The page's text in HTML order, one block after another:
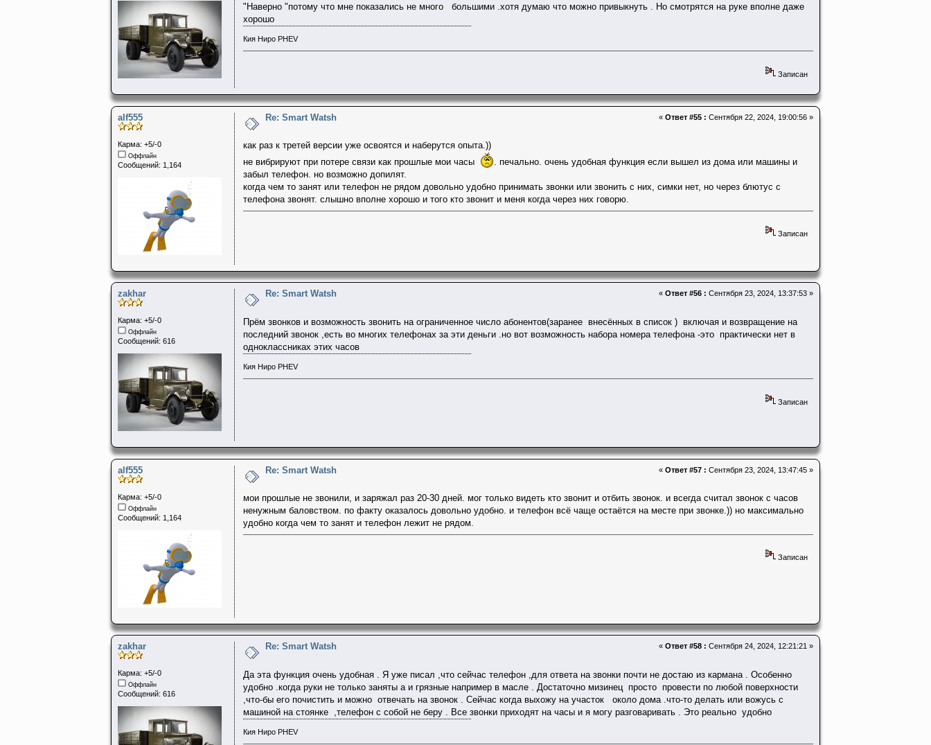
"Наверно "потому что мне показались не много большими .хотя думаю что можно привыкнуть . Но смотрятся на руке вполне даже
хорошо
Кия Ниро PHEV
Записан
alf555
Карма: +5/-0
Оффлайн
Сообщений: 1,164
Re: Smart Watsh « Ответ #55 : Сентября 22, 2024, 19:00:56 »
как раз к третей версии уже освоятся и наберутся опыта.))
не вибрируют при потере связи как прошлые мои часы
. печально. очень удобная функция если вышел из дома или машины и
забыл телефон. но возможно допилят.
когда чем то занят или телефон не рядом довольно удобно принимать звонки или звонить с них, симки нет, но через блютус с
телефона звонят. слышно вполне хорошо и того кто звонит и меня когда через них говорю.
Записан
zakhar
Карма: +5/-0
Оффлайн
Сообщений: 616
Re: Smart Watsh « Ответ #56 : Сентября 23, 2024, 13:37:53 »
Прём звонков и возможность звонить на ограниченное число абонентов(заранее внесённых в список ) включая и возвращение на
последний звонок ,есть во многих телефонах за эти деньги .но вот возможность набора номера телефона -это практически нет в
одноклассниках этих часов
Кия Ниро PHEV
Записан
alf555
Карма: +5/-0
Оффлайн
Сообщений: 1,164
Re: Smart Watsh « Ответ #57 : Сентября 23, 2024, 13:47:45 »
мои прошлые не звонили, и заряжал раз 20-30 дней. мог только видеть кто звонит и отбить звонок. и всегда считал звонок с часов
ненужным баловством. по факту оказалось довольно удобно. и телефон всё чаще остаётся на месте при звонке.)) но максимально
удобно когда чем то занят и телефон лежит не рядом.
Записан
zakhar
Карма: +5/-0
Оффлайн
Сообщений: 616
Re: Smart Watsh « Ответ #58 : Сентября 24, 2024, 12:21:21 »
Да эта функция очень удобная . Я уже писал ,что сейчас телефон ,для ответа на звонки почти не достаю из кармана . Особенно
удобно .когда руки не только заняты а и грязные например в масле . Достаточно мизинец просто провести по любой поверхности
,что-бы его почистить и можно отвечать на звонок . Сейчас когда выхожу на участок около дома .что-то делать или вожусь с
машиной на стоянке ,телефон с собой не беру . Все звонки приходят на часы и я могу разговаривать . Это реально удобно
Кия Ниро PHEV